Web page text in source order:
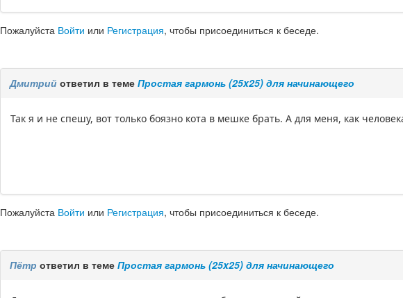
Пожалуйста Войти или Регистрация, чтобы присоединиться к беседе.
Дмитрий ответил в темеПростая гармонь (25x25) для начинающего
Так я и не спешу, вот только боязно кота в мешке брать. А для меня, как
Пожалуйста Войти или Регистрация, чтобы присоединиться к беседе.
Пётр ответил в темеПростая гармонь (25x25) для начинающего